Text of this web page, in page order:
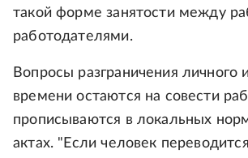
такой форме занятости между
работодателями.
Вопросы разграничения личного
времени остаются на совести
прописываются в локальных
актах. "Если человек